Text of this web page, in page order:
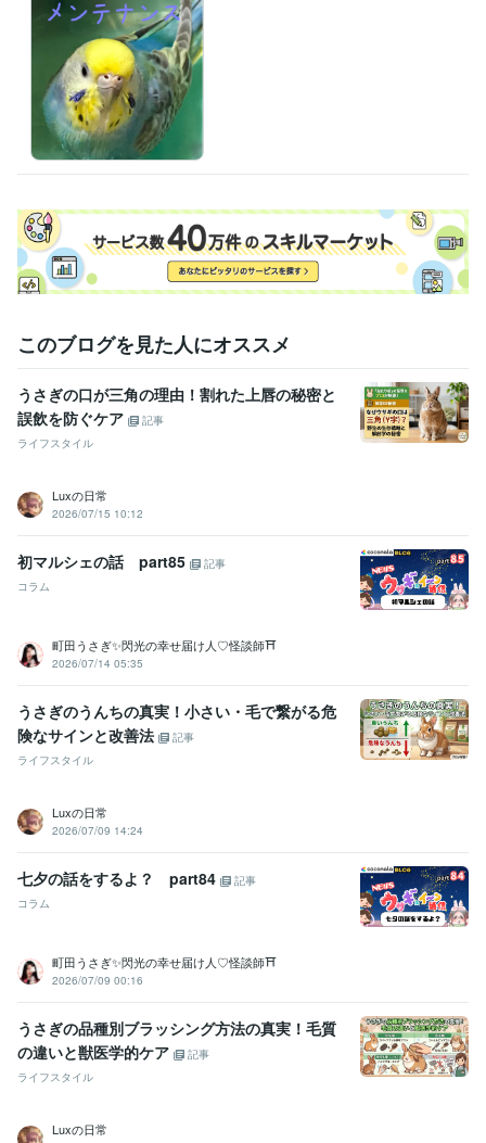
このブログを見た人にオススメ
うさぎの口が三角の理由！割れた上唇の秘密と
誤飲を防ぐケア
記事
ライフスタイル
Luxの日常
2026/07/15 10:12
初マルシェの話 part85
記事
コラム
町田うさぎ✨閃光の幸せ届け人♡怪談師⛩️
2026/07/14 05:35
うさぎのうんちの真実！小さい・毛で繋がる危
険なサインと改善法
記事
ライフスタイル
Luxの日常
2026/07/09 14:24
七夕の話をするよ？ part84
記事
コラム
町田うさぎ✨閃光の幸せ届け人♡怪談師⛩️
2026/07/09 00:16
うさぎの品種別ブラッシング方法の真実！毛質
の違いと獣医学的ケア
記事
ライフスタイル
Luxの日常